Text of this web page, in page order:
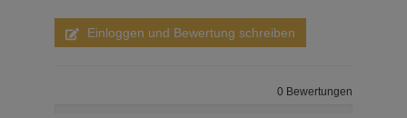
Einloggen und Bewertung schreiben
0 Bewertungen